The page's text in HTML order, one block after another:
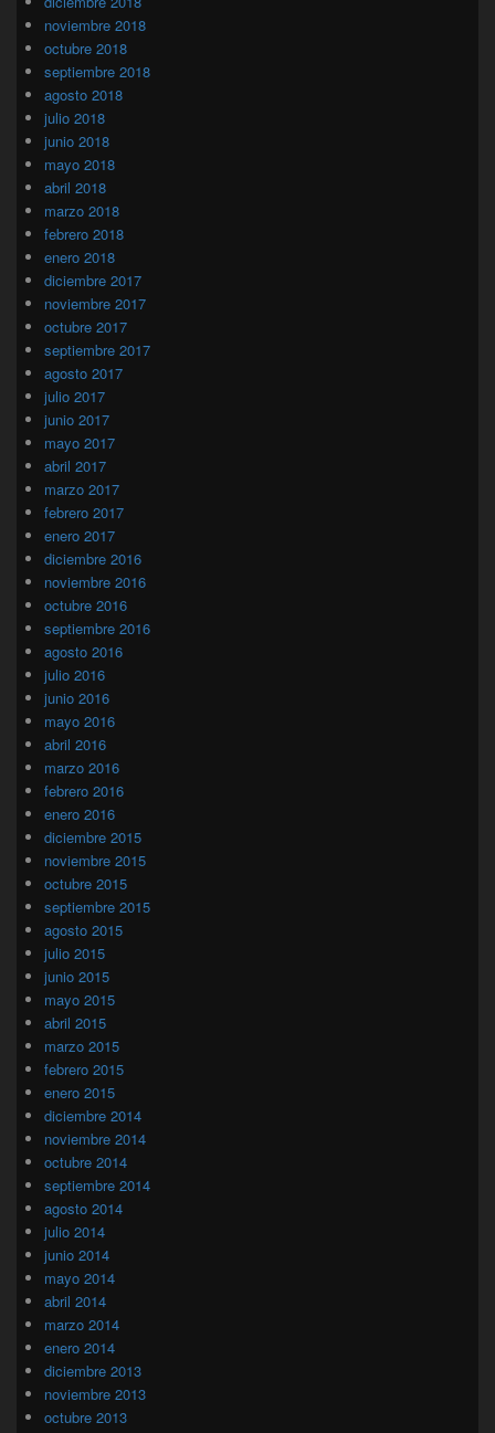
noviembre 2018
octubre 2018
septiembre 2018
agosto 2018
julio 2018
junio 2018
mayo 2018
abril 2018
marzo 2018
febrero 2018
enero 2018
diciembre 2017
noviembre 2017
octubre 2017
septiembre 2017
agosto 2017
julio 2017
junio 2017
mayo 2017
abril 2017
marzo 2017
febrero 2017
enero 2017
diciembre 2016
noviembre 2016
octubre 2016
septiembre 2016
agosto 2016
julio 2016
junio 2016
mayo 2016
abril 2016
marzo 2016
febrero 2016
enero 2016
diciembre 2015
noviembre 2015
octubre 2015
septiembre 2015
agosto 2015
julio 2015
junio 2015
mayo 2015
abril 2015
marzo 2015
febrero 2015
enero 2015
diciembre 2014
noviembre 2014
octubre 2014
septiembre 2014
agosto 2014
julio 2014
junio 2014
mayo 2014
abril 2014
marzo 2014
enero 2014
diciembre 2013
noviembre 2013
octubre 2013